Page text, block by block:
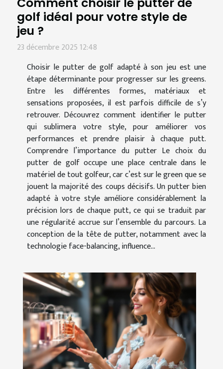
golf idéal pour votre style de
jeu ?
23 décembre 2025 12:48
Choisir le putter de golf adapté à son jeu est une
étape déterminante pour progresser sur les greens.
Entre les différentes formes, matériaux et
sensations proposées, il est parfois difficile de s’y
retrouver. Découvrez comment identifier le putter
qui sublimera votre style, pour améliorer vos
performances et prendre plaisir à chaque putt.
Comprendre l’importance du putter Le choix du
putter de golf occupe une place centrale dans le
matériel de tout golfeur, car c’est sur le green que se
jouent la majorité des coups décisifs. Un putter bien
adapté à votre style améliore considérablement la
précision lors de chaque putt, ce qui se traduit par
une régularité accrue sur l’ensemble du parcours. La
conception de la tête de putter, notamment avec la
technologie face-balancing, influence...